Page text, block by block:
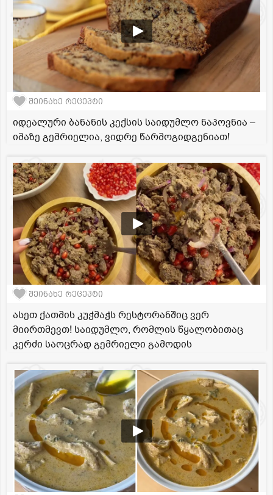
შეინახე რეცეპტი
იდეალური ბანანის კექსის საიდუმლო ნაპოვნია –
იმაზე გემრიელია, ვიდრე წარმოგიდგენიათ!
შეინახე რეცეპტი
ასეთ ქათმის კუჭმაჭს რესტორანშიც ვერ
მიირთმევთ! საიდუმლო, რომლის წყალობითაც
კერძი საოცრად გემრიელი გამოდის